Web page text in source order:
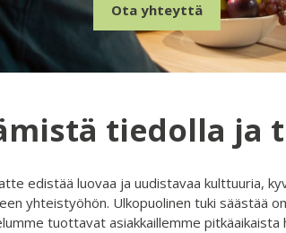
Ota yhteyttä
tiedolla ja
edistää luovaa ja uudistavaa kulttuuria,
yhteistyöhön. Ulkopuolinen tuki säästää
tuottavat asiakkaillemme